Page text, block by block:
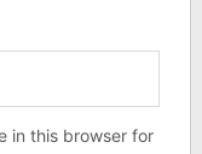
in this browser for